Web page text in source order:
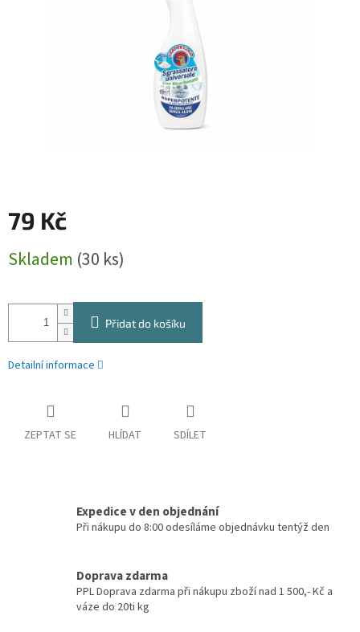
79 Kč
cena:
Skladem (30 ks)
Přidat do košíku
Detailní informace
ZEPTAT SE HLÍDAT SDÍLET
Expedice v den objednání
Při nákupu do 8:00 odesíláme objednávku tentýž den
Doprava zdarma
PPL Doprava zdarma při nákupu zboží nad 1 500,- Kč a
váze do 20ti kg